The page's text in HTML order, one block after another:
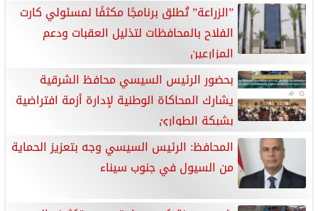
”الزراعة” تُطلق برنامجًا مكثفًا لمسئولي كارت
الفلاح بالمحافظات لتذليل العقبات ودعم
المزارعين
بحضور الرئيس السيسي محافظ الشرقية
يشارك المحاكاة الوطنية لإدارة أزمة افتراضية
بشبكة الطوارئ
المحافظ: الرئيس السيسي وجه بتعزيز الحماية
من السيول في جنوب سيناء